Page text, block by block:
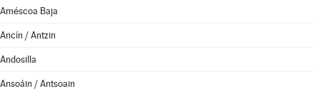
Améscoa Baja
Ancín / Antzin
Andosilla
Ansoáin / Antsoain